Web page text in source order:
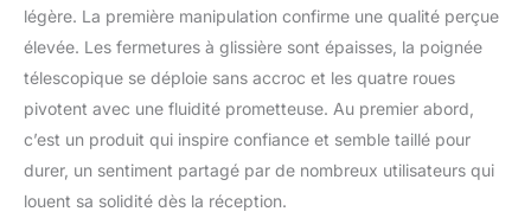
légère. La première manipulation confirme une qualité perçue
élevée. Les fermetures à glissière sont épaisses, la poignée
télescopique se déploie sans accroc et les quatre roues
pivotent avec une fluidité prometteuse. Au premier abord,
c’est un produit qui inspire confiance et semble taillé pour
durer, un sentiment partagé par de nombreux utilisateurs qui
louent sa solidité dès la réception.